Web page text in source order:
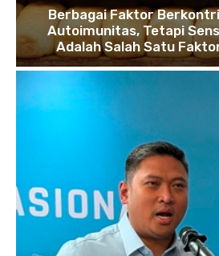
Berbagai Faktor
Autoimunitas, Tetapi
Adalah Salah Satu